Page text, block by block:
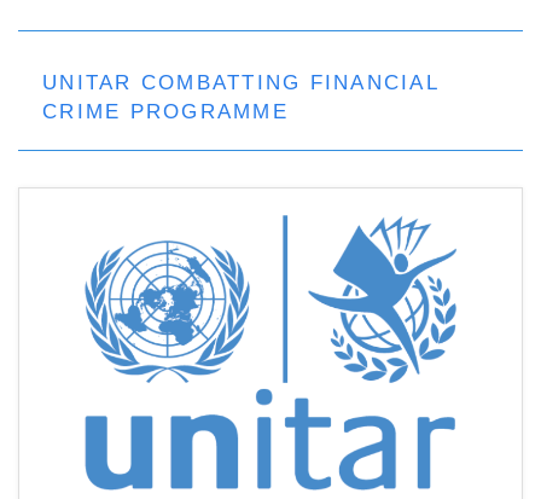
UNITAR COMBATTING FINANCIAL
CRIME PROGRAMME